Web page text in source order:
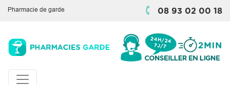
Pharmacie de garde 08 93 02 00 18